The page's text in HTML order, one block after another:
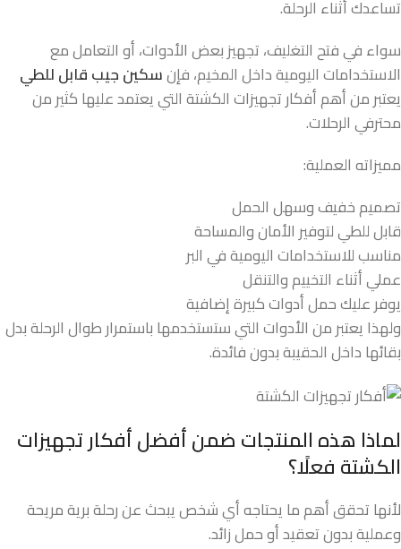
تساعدك أثناء الرحلة.
سواء في فتح التغليف، تجهيز بعض الأدوات، أو التعامل مع
الاستخدامات اليومية داخل المخيم، فإنسكين جيب قابل للطي
يعتبر من أهم أفكار تجهيزات الكشتة التي يعتمد عليها كثير من
محترفي الرحلات.
مميزاته العملية:
تصميم خفيف وسهل الحمل
قابل للطي لتوفير الأمان والمساحة
مناسب للاستخدامات اليومية في البر
عملي أثناء التخييم والتنقل
يوفر عليك حمل أدوات كبيرة إضافية
ولهذا يعتبر من الأدوات التي ستستخدمها باستمرار طوال الرحلة بدل
بقائها داخل الحقيبة بدون فائدة.
لماذا هذه المنتجات ضمن أفضل أفكار تجهيزات
الكشتة فعلًا؟
لأنها تحقق أهم ما يحتاجه أي شخص يبحث عن رحلة برية مريحة
وعملية بدون تعقيد أو حمل زائد.